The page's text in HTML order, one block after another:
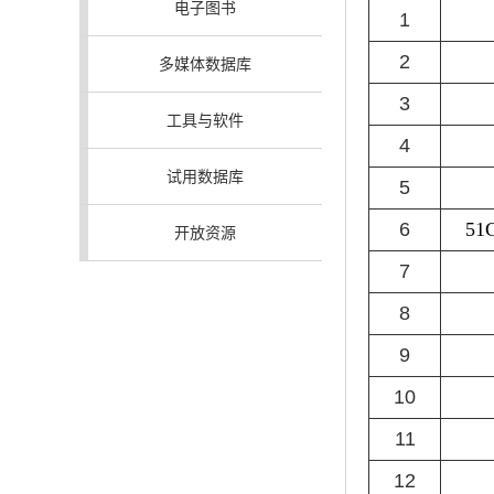
电子图书
多媒体数据库
工具与软件
试用数据库
开放资源
1
2
3
4
5
6
7
8
9
10
11
12